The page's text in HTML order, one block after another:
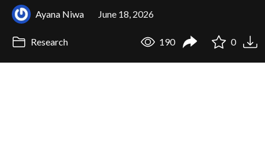
Ayana Niwa June 18, 2026
Research 190 0